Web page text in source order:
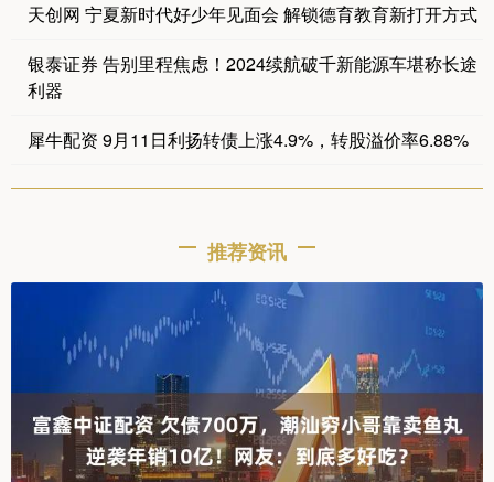
天创网 宁夏新时代好少年见面会 解锁德育教育新打开方式
银泰证券 告别里程焦虑！2024续航破千新能源车堪称长途
利器
犀牛配资 9月11日利扬转债上涨4.9%，转股溢价率6.88%
推荐资讯